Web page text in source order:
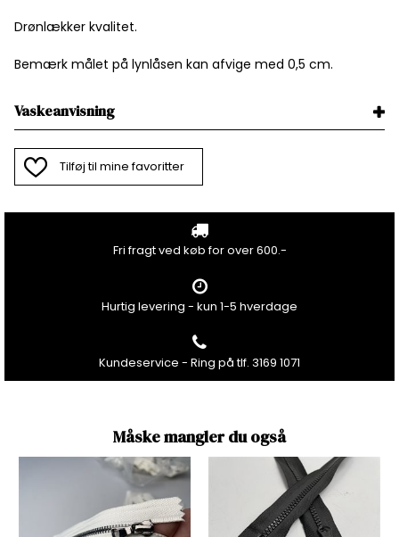
Drønlækker kvalitet.
Bemærk målet på lynlåsen kan afvige med 0,5 cm.
Vaskeanvisning
Tilføj til mine favoritter
Fri fragt ved køb for over 600.-
Hurtig levering - kun 1-5 hverdage
Kundeservice - Ring på tlf. 3169 1071
Måske mangler du også